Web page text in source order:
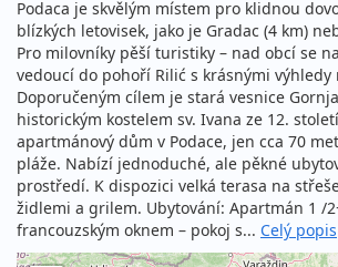
Podaca je skvělým místem pro klidnou
blízkých letovisek, jako je Gradac (4 km)
Pro milovníky pěší turistiky – nad obcí se
vedoucí do pohoří Rilić s krásnými výhledy
Doporučeným cílem je stará vesnice
historickým kostelem sv. Ivana ze 12. století.
apartmánový dům v Podace, jen cca 70
pláže. Nabízí jednoduché, ale pěkné
prostředí. K dispozici velká terasa na
židlemi a grilem. Ubytování: Apartmán 1 /
francouzským oknem – pokoj s... Celý popis